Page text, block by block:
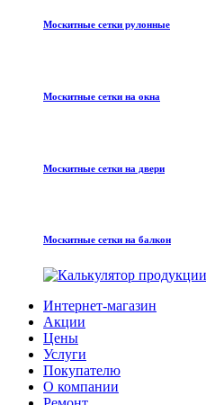
Москитные сетки рулонные
Москитные сетки на окна
Москитные сетки на двери
Москитные сетки на балкон
Интернет-магазин
Акции
Цены
Услуги
Покупателю
О компании